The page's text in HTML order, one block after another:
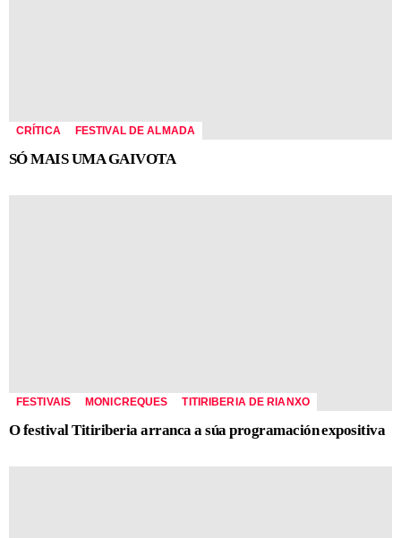
CRÍTICA FESTIVAL DE ALMADA
SÓ MAIS UMA GAIVOTA
FESTIVAIS MONICREQUES TITIRIBERIA DE RIANXO
O festival Titiriberia arranca a súa programación expositiva